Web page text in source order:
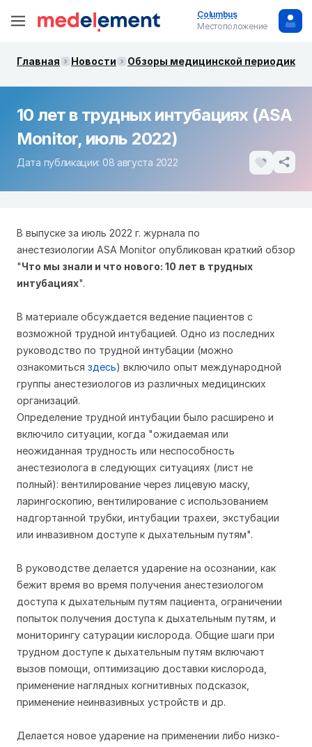
Columbus
Местоположение
Главная Новости Обзоры медицинской периодики.
10 лет в трудных интубациях (ASA
Monitor, июль 2022)
Дата публикации: 08 августа 2022
В выпуске за июль 2022 г. журнала по
анестезиологии ASA Monitor опубликован краткий обзор
"Что мы знали и что нового: 10 лет в трудных
интубациях".
В материале обсуждается ведение пациентов с
возможной трудной интубацией. Одно из последних
руководство по трудной интубации (можно
ознакомиться здесь) включило опыт международной
группы анестезиологов из различных медицинских
организаций.
Определение трудной интубации было расширено и
включило ситуации, когда "ожидаемая или
неожиданная трудность или неспособность
анестезиолога в следующих ситуациях (лист не
полный): вентилирование через лицевую маску,
ларингоскопию, вентилирование с использованием
надгортанной трубки, интубации трахеи, экстубации
или инвазивном доступе к дыхательным путям".
В руководстве делается ударение на осознании, как
бежит время во время получения анестезиологом
доступа к дыхательным путям пациента, ограничении
попыток получения доступа к дыхательным путям, и
мониторингу сатурации кислорода. Общие шаги при
трудном доступе к дыхательным путям включают
вызов помощи, оптимизацию доставки кислорода,
применение наглядных когнитивных подсказок,
применение неинвазивных устройств и др.
Делается новое ударение на применении либо низко-